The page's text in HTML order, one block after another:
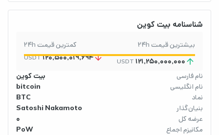
شناسنامه بیت کوین
بیشترین قیمت 24h کمترین قیمت 24h
arrow_upward
121,250,000,000
arrow_downward
120,500,019,694
USDT
نام فارسی
بیت کوین
نام انگلیسی
bitcoin
نماد
BTC
بنیان‌گذار
Satoshi Nakamoto
عرضه کل
0
مکانیزم اجماع
PoW